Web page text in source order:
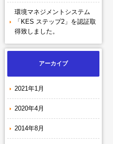
環境マネジメントシステム
「KES ステップ2」を認証取
得致しました。
アーカイブ
2021年1月
2020年4月
2014年8月